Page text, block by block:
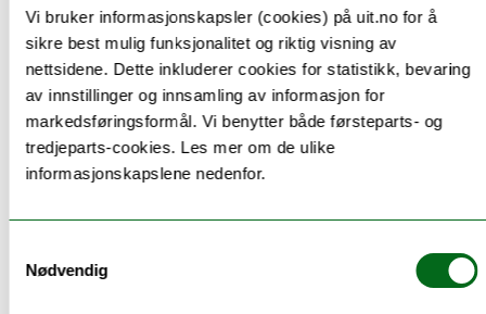
Vi bruker informasjonskapsler (cookies) på uit.no for å
sikre best mulig funksjonalitet og riktig visning av
nettsidene. Dette inkluderer cookies for statistikk, bevaring
av innstillinger og innsamling av informasjon for
markedsføringsformål. Vi benytter både førsteparts- og
tredjeparts-cookies. Les mer om de ulike
informasjonskapslene nedenfor.
Nødvendig
Våre forskningsgrupper og sentre
Våre laboratorier og infrastruktur